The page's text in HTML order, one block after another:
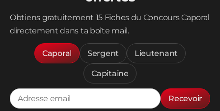
Obtiens gratuitement 15 Fiches du Concours Caporal
directement dans ta boîte mail.
Caporal Sergent Lieutenant
Capitaine
Recevoir